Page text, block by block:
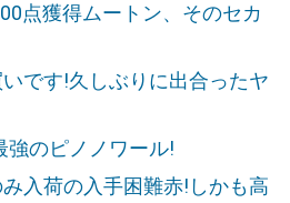
点獲得ムートン、そのセカ
です!久しぶりに出合ったヤ
強のピノノワール!
入荷の入手困難赤!しかも高